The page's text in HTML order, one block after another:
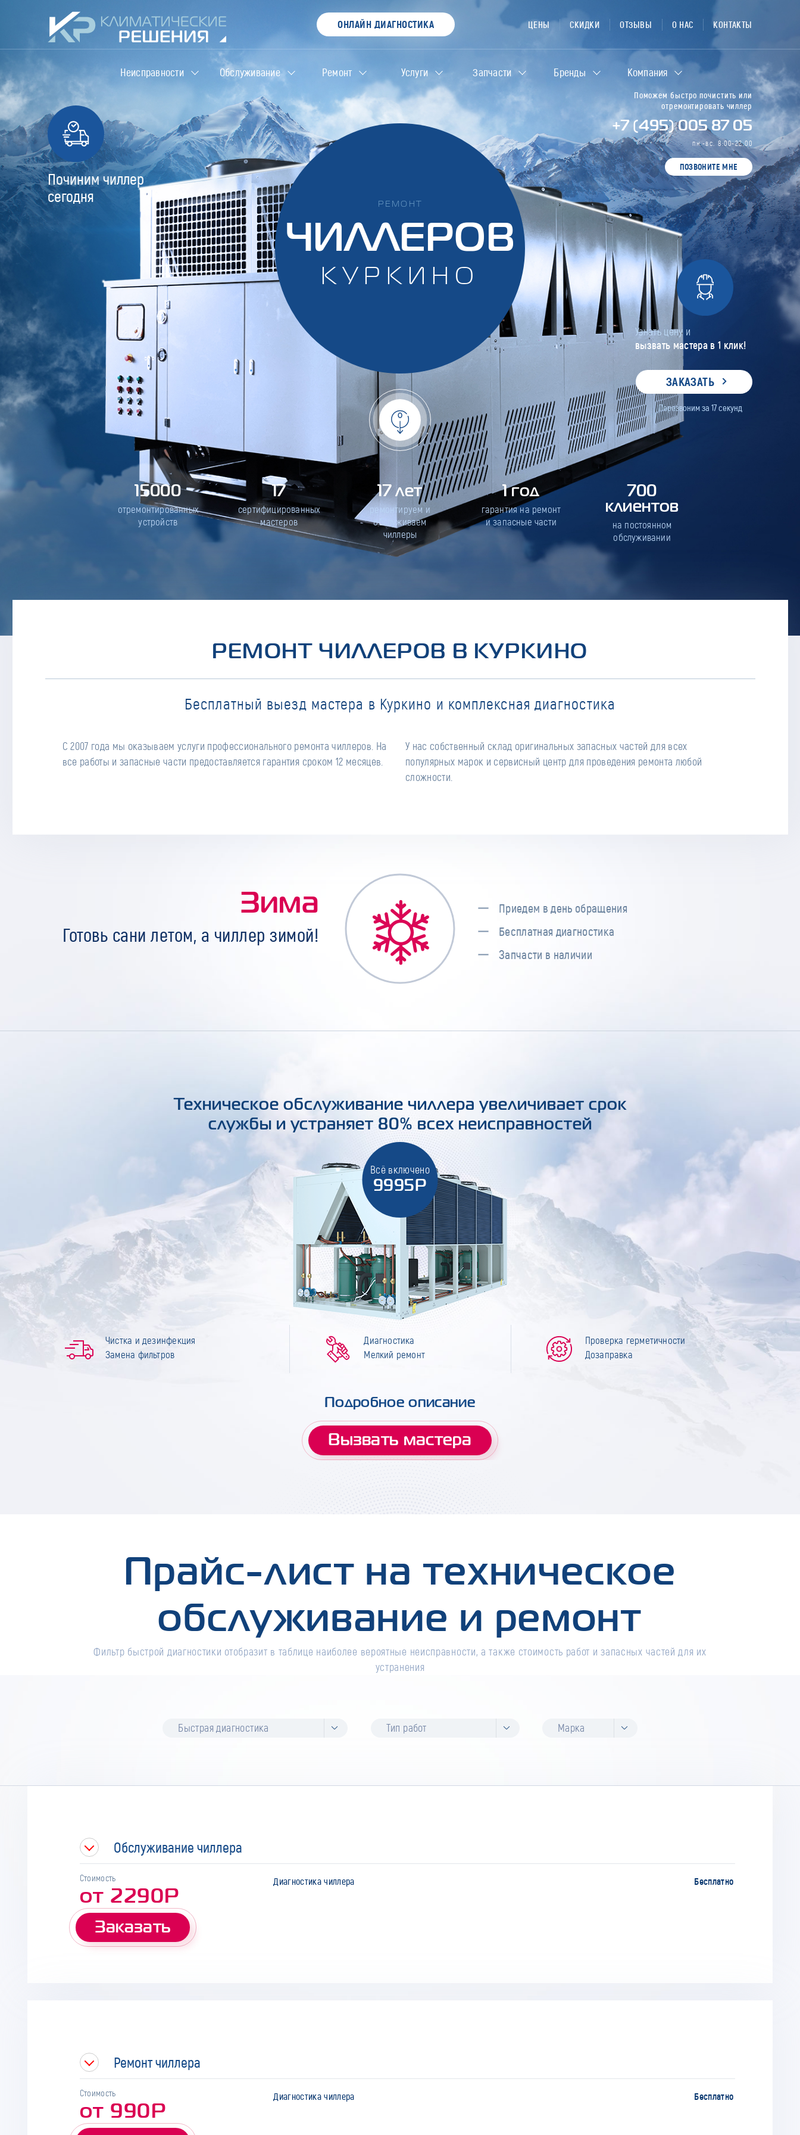
РЕМОНТ
ЧИЛЛЕРОВ
КУРКИНО
Поможем быстро почистить или
отремонтировать чиллер
+7 (495) 005 87 05
пн.-вс. 8:00-22:00
ПОЗВОНИТЕ МНЕ
Починим чиллер
сегодня
Узнать цену и
вызвать мастера в 1 клик!
ЗАКАЗАТЬ
Перезвоним за 17секунд
15000
отремонтированных
устройств
17
сертифицированных
мастеров
17 лет
ремонтируем и
обслуживаем
чиллеры
1 год
гарантия на ремонт
и запасные части
700
клиентов
на постоянном
обслуживании
РЕМОНТ ЧИЛЛЕРОВ В КУРКИНО
Бесплатный выезд мастера в Куркино и комплексная диагностика
С 2007 года мы оказываем услуги профессионального ремонта чиллеров. На
все работы и запасные части предоставляется гарантия сроком 12 месяцев.
У нас собственный склад оригинальных запасных частей для всех
популярных марок и сервисный центр для проведения ремонта любой
сложности.
Зима
Готовь сани летом, а чиллер зимой!
Приедем в день обращения
Бесплатная диагностика
Запчасти в наличии
Техническое обслуживание чиллера увеличивает срок
службы и устраняет 80% всех неисправностей
Всё включено
9995Р
Чистка и дезинфекция
Замена фильтров
Диагностика
Мелкий ремонт
Проверка герметичности
Дозаправка
Подробное описание
Вызвать мастера
Прайс-лист на техническое
обслуживание и ремонт
Фильтр быстрой диагностики отобразит в таблице наиболее вероятные неисправности, а также стоимость работ и запасных частей для их
устранения
Быстрая диагностика Тип работ Марка
Обслуживание чиллера
Диагностика чиллера Бесплатно
Стоимость
от 2290Р
Заказать
Ремонт чиллера
Диагностика чиллера Бесплатно
Стоимость
от 990Р
ЦЕНЫ СКИДКИ ОТЗЫВЫ О НАС КОНТАКТЫ
Неисправности Обслуживание Ремонт Услуги Запчасти Бренды Компания
ОНЛАЙН ДИАГНОСТИКА